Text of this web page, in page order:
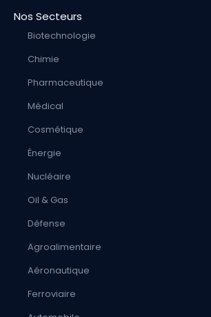
Nos Secteurs
Biotechnologie
Chimie
Pharmaceutique
Médical
Cosmétique
Énergie
Nucléaire
Oil & Gas
Défense
Agroalimentaire
Aéronautique
Ferroviaire